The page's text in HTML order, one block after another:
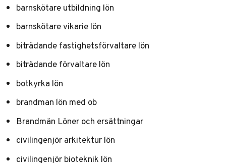
barnskötare utbildning lön
barnskötare vikarie lön
biträdande fastighetsförvaltare lön
biträdande förvaltare lön
botkyrka lön
brandman lön med ob
Brandmän Löner och ersättningar
civilingenjör arkitektur lön
civilingenjör bioteknik lön